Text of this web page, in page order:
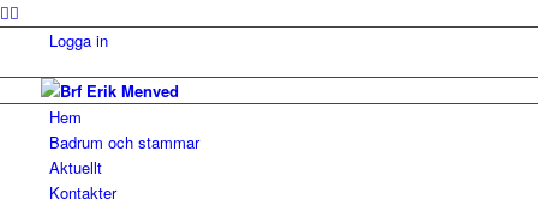
Logga in
Hem
Badrum och stammar
Aktuellt
Kontakter